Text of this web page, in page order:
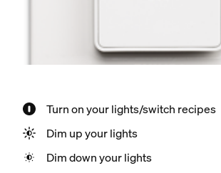
Turn on your lights/switch recipes
Dim up your lights
Dim down your lights